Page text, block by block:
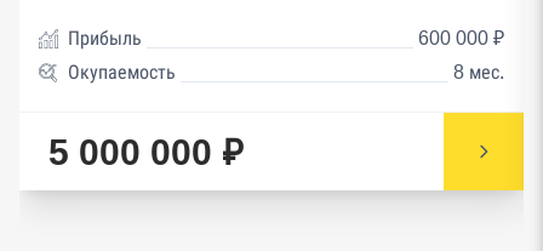
Прибыль
600 000 ₽
Окупаемость
8 мес.
5 000 000 ₽